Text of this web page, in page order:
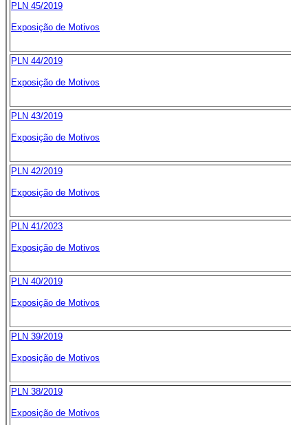
PLN 45/2019
Exposição de Motivos
PLN 44/2019
Exposição de Motivos
PLN 43/2019
Exposição de Motivos
PLN 42/2019
Exposição de Motivos
PLN 41/2023
Exposição de Motivos
PLN 40/2019
Exposição de Motivos
PLN 39/2019
Exposição de Motivos
PLN 38/2019
Exposição de Motivos